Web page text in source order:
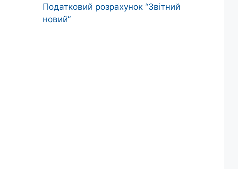
Податковий розрахунок “Звітний
новий”